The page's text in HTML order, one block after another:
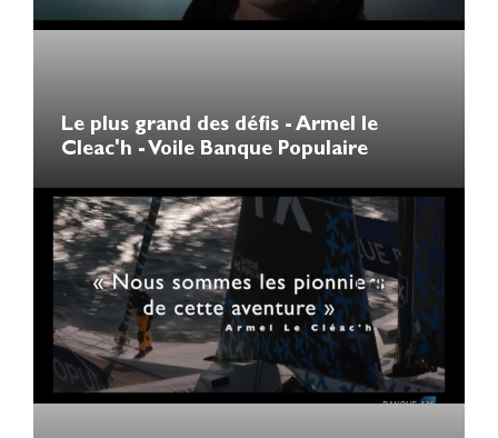
Le plus grand des défis - Armel le
Cleac'h - Voile Banque Populaire